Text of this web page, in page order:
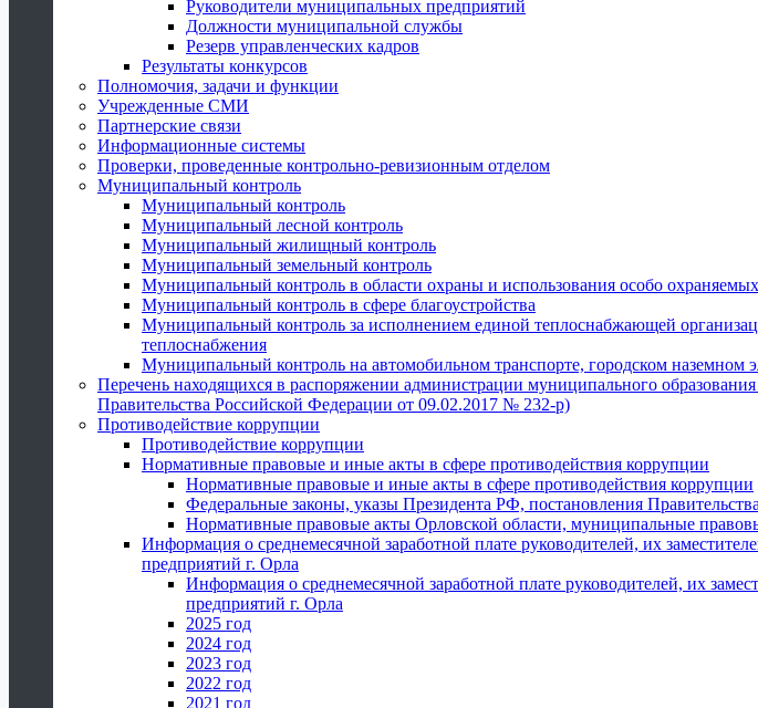
Руководители муниципальных предприятий
Должности муниципальной службы
Резерв управленческих кадров
Результаты конкурсов
Полномочия, задачи и функции
Учрежденные СМИ
Партнерские связи
Информационные системы
Проверки, проведенные контрольно-ревизионным отделом
Муниципальный контроль
Муниципальный контроль
Муниципальный лесной контроль
Муниципальный жилищный контроль
Муниципальный земельный контроль
Муниципальный контроль в области охраны и использования особо
Муниципальный контроль в сфере благоустройства
Муниципальный контроль за исполнением единой теплоснабжающей
теплоснабжения
Муниципальный контроль на автомобильном транспорте, городском наземном
Перечень находящихся в распоряжении администрации муниципального
Правительства Российской Федерации от 09.02.2017 № 232-р)
Противодействие коррупции
Противодействие коррупции
Нормативные правовые и иные акты в сфере противодействия коррупции
Нормативные правовые и иные акты в сфере противодействия коррупции
Федеральные законы, указы Президента РФ, постановления
Нормативные правовые акты Орловской области, муниципальные
Информация о среднемесячной заработной плате руководителей, их
предприятий г. Орла
Информация о среднемесячной заработной плате руководителей, их
предприятий г. Орла
2025 год
2024 год
2023 год
2022 год
2021 год